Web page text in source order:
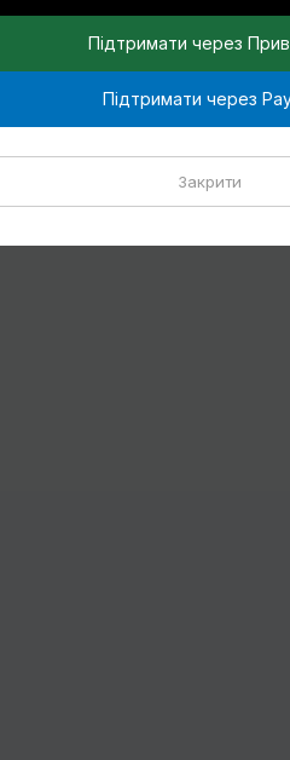
Підтримати через
Підтримати через
Закрити